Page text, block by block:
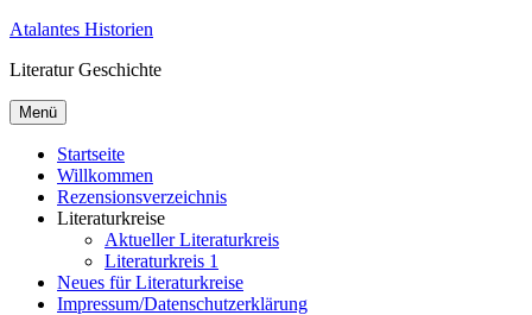
Zum
springen
Atalantes Historien
Literatur Geschichte
Menü
Startseite
Willkommen
Rezensionsverzeichnis
Literaturkreise
Aktueller Literaturkreis
Literaturkreis 1
Neues für Literaturkreise
Impressum/Datenschutzerklärung